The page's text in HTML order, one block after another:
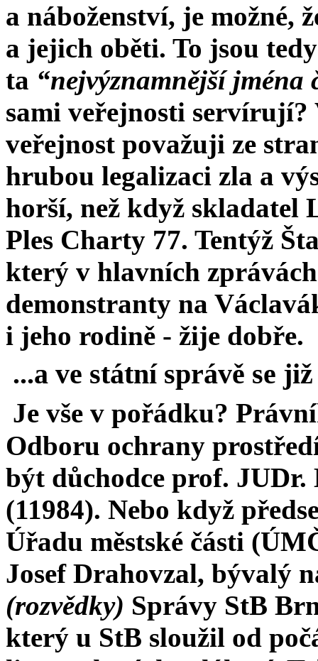
a náboženství, je možné,
a jejich oběti. To jsou
ta “nejvýznamnější jména
sami veřejnosti
veřejnost považuji ze
hrubou legalizaci zla a
horší, než když skladatel
Ples Charty 77. Tentýž
který v hlavních
demonstranty na
i jeho rodině - žije dobře.
...a ve státní správě se
Je vše v pořádku?
Odboru ochrany
být důchodce prof.
(11984). Nebo když
Úřadu městské části
Josef Drahovzal, bývalý
(rozvědky) Správy StB
který u StB sloužil od